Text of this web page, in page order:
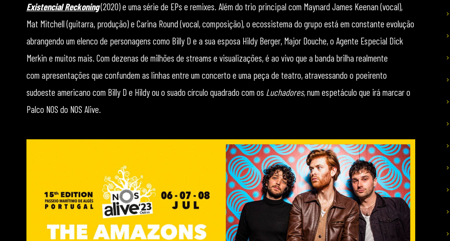
Existencial Reckoning(2020) e uma série de EPs e remixes. Além do trio principal com Maynard James Keenan (vocal),
Mat Mitchell (guitarra, produção) e Carina Round (vocal, composição), o ecossistema do grupo está em constante evolução
abrangendo um elenco de personagens como Billy D e a sua esposa Hildy Berger, Major Douche, o Agente Especial Dick
Merkin e muitos mais. Com dezenas de milhões de streams e visualizações, é ao vivo que a banda brilha realmente
com apresentações que confundem as linhas entre um concerto e uma peça de teatro, atravessando o poeirento
sudoeste americano com Billy D e Hildy ou o suado círculo quadrado com os Luchadores,num espetáculo que irá marcar o
Palco NOS do NOS Alive.